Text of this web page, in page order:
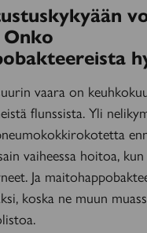
Onko
vaara on
flunssista. Yli
vaiheessa hoitoa,
Ja
koska ne muun